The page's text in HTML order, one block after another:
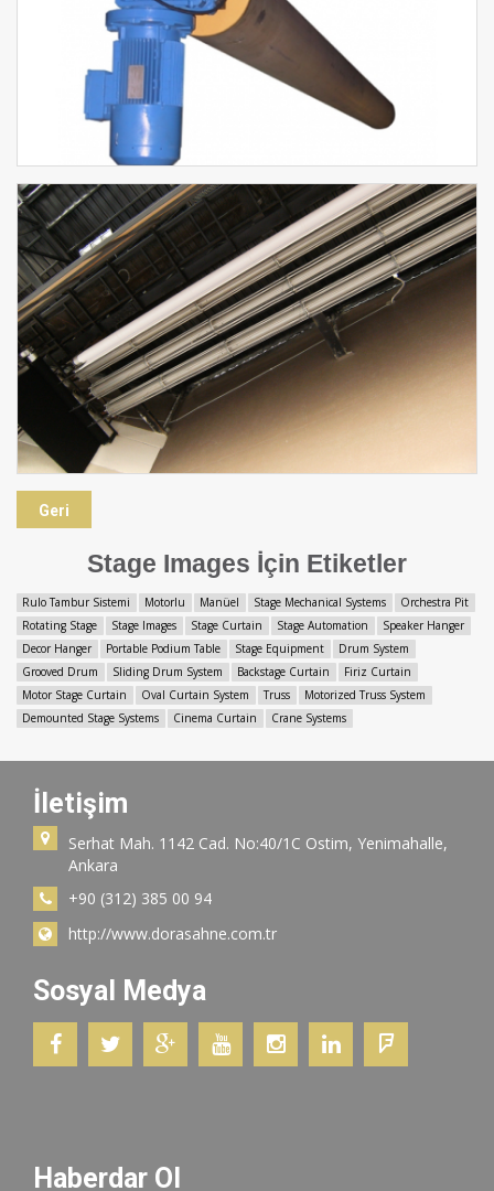
Geri
Stage Images İçin Etiketler
Rulo Tambur Sistemi Motorlu Manüel Stage Mechanical Systems
Orchestra Pit
Rotating Stage
Stage Images Stage Curtain Stage Automation
Speaker Hanger
Decor Hanger
Portable Podium Table Stage Equipment
Drum System
Grooved Drum
Sliding Drum System Backstage Curtain
Firiz Curtain
Motor Stage Curtain
Oval Curtain System Truss
Motorized Truss System
Demounted Stage Systems
Cinema Curtain Crane Systems
İletişim
Serhat Mah. 1142 Cad. No:40/1C Ostim, Yenimahalle,
Ankara
+90 (312) 385 00 94
http://www.dorasahne.com.tr
Sosyal Medya
Haberdar Ol